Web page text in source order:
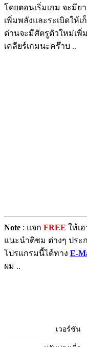
โดยตอนเริ่มเกม จะมีย
เพิ่มพลังและระเบิดให้
ด่านจะมีศัตรูตัวใหม่เพิ่
เคลียร์เกมนะคร๊าบ ..
Note : แจก FREE ให้เ
แนะนำติชม ต่างๆ ปร
โปรแกรมนี้ได้ทาง E-
ผม ..
เวอร์ชัน